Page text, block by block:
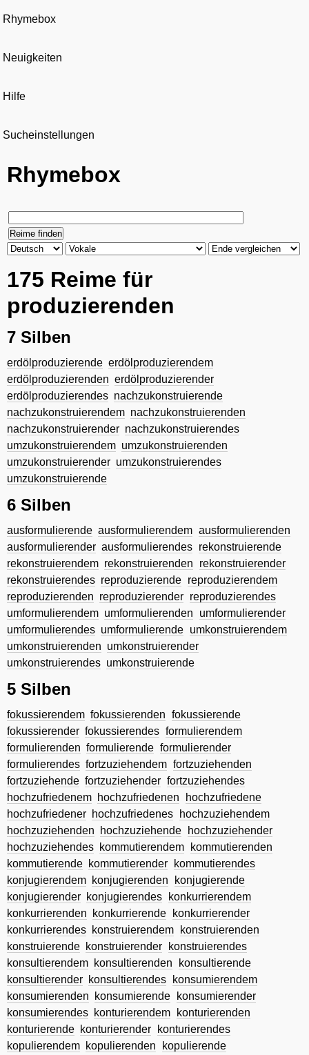
Rhymebox
Neuigkeiten
Hilfe
Sucheinstellungen
Rhymebox
175 Reime für
produzierenden
7 Silben
erdölproduzierende erdölproduzierendem
erdölproduzierenden erdölproduzierender
erdölproduzierendes nachzukonstruierende
nachzukonstruierendem nachzukonstruierenden
nachzukonstruierender nachzukonstruierendes
umzukonstruierendem umzukonstruierenden
umzukonstruierender umzukonstruierendes
umzukonstruierende
6 Silben
ausformulierende ausformulierendem ausformulierenden
ausformulierender ausformulierendes rekonstruierende
rekonstruierendem rekonstruierenden
rekonstruierender
rekonstruierendes reproduzierende reproduzierendem
reproduzierenden reproduzierender reproduzierendes
umformulierendem umformulierenden
umformulierender
umformulierendes umformulierende umkonstruierendem
umkonstruierenden umkonstruierender
umkonstruierendes umkonstruierende
5 Silben
fokussierendem fokussierenden fokussierende
fokussierender fokussierendes formulierendem
formulierenden formulierende formulierender
formulierendes fortzuziehendem fortzuziehenden
fortzuziehende fortzuziehender fortzuziehendes
hochzufriedenem hochzufriedenen
hochzufriedene
hochzufriedener hochzufriedenes
hochzuziehendem
hochzuziehenden
hochzuziehende
hochzuziehender
hochzuziehendes kommutierendem
kommutierenden
kommutierende kommutierender
kommutierendes
konjugierendem konjugierenden
konjugierende
konjugierender konjugierendes
konkurrierendem
konkurrierenden
konkurrierende
konkurrierender
konkurrierendes konstruierendem
konstruierenden
konstruierende konstruierender
konstruierendes
konsultierendem konsultierenden
konsultierende
konsultierender konsultierendes
konsumierendem
konsumierenden
konsumierende
konsumierender
konsumierendes konturierendem
konturierenden
konturierende konturierender
konturierendes
kopulierendem kopulierenden
kopulierende